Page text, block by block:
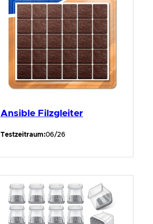
Ansible Filzgleiter
Testzeitraum:06/26